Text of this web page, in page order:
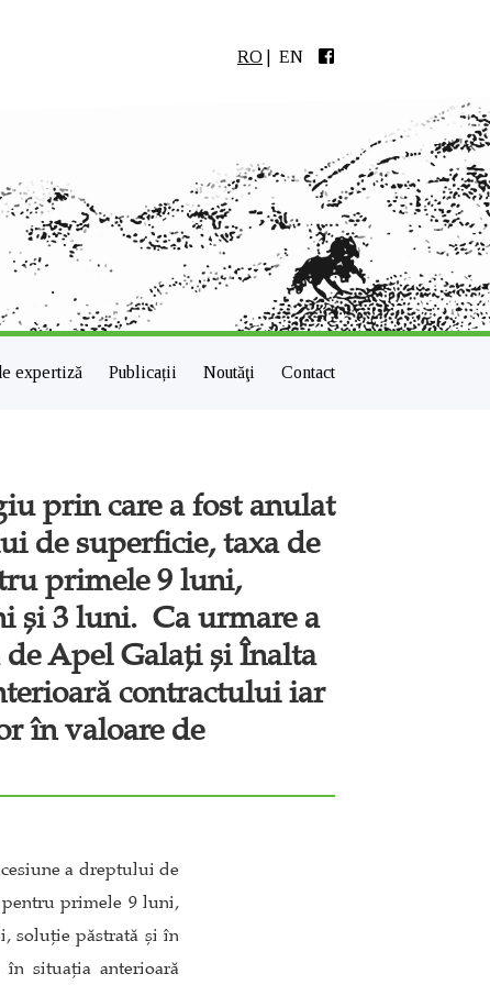
RO EN
expertiză Publicații Noutăţi Contact
prin care a fost anulat
de superficie, taxa de
primele 9 luni,
și 3 luni. Ca urmare a
Apel Galați și Înalta
contractului iar
în valoare de
a dreptului de
primele 9 luni,
soluție păstrată și în
situația anterioară